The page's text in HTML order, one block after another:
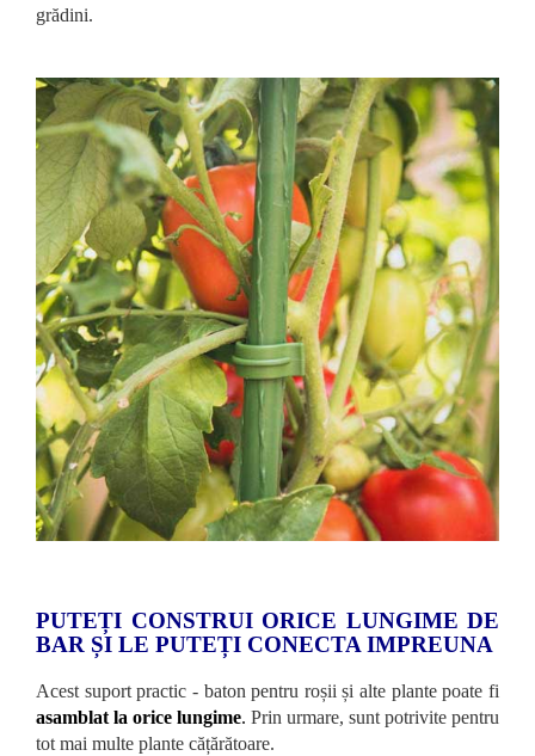
grădini.
PUTEȚI CONSTRUI ORICE LUNGIME DE
BAR ȘI LE PUTEȚI CONECTA IMPREUNA
Acest suport practic - baton pentru roșii și alte plante poate fi
asamblat la orice lungime. Prin urmare, sunt potrivite pentru
tot mai multe plante cățărătoare.